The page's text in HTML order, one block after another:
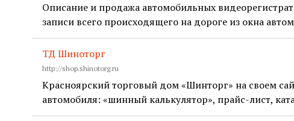
Описание и продажа автомобильных
записи всего происходящего на дороге из окна
ТД Шиноторг
http://shop.shinotorg.ru
Красноярский торговый дом «Шинторг» на своем
автомобиля: «шинный калькулятор», прайс-лист,